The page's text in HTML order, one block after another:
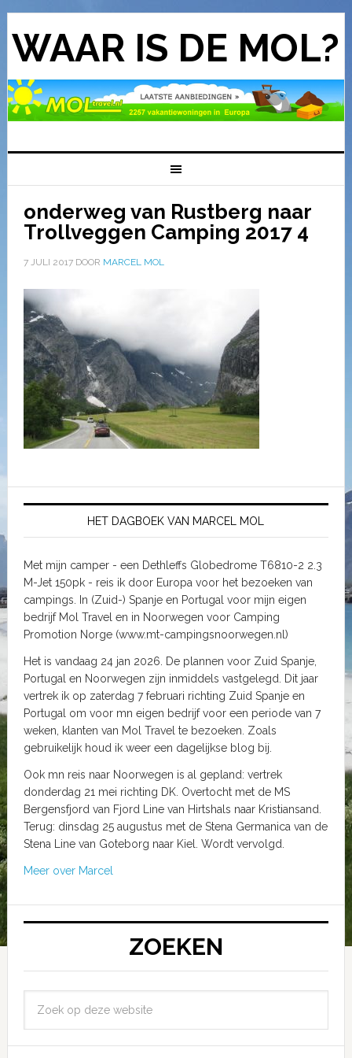
WAAR IS DE MOL?
onderweg van Rustberg naar
Trollveggen Camping 2017 4
7 JULI 2017DOOR MARCEL MOL
HET DAGBOEK VAN MARCEL MOL
Met mijn camper - een Dethleffs Globedrome T6810-2 2.3
M-Jet 150pk - reis ik door Europa voor het bezoeken van
campings. In (Zuid-) Spanje en Portugal voor mijn eigen
bedrijf Mol Travel en in Noorwegen voor Camping
Promotion Norge (www.mt-campingsnoorwegen.nl)
Het is vandaag 24 jan 2026. De plannen voor Zuid Spanje,
Portugal en Noorwegen zijn inmiddels vastgelegd. Dit jaar
vertrek ik op zaterdag 7 februari richting Zuid Spanje en
Portugal om voor mn eigen bedrijf voor een periode van 7
weken, klanten van Mol Travel te bezoeken. Zoals
gebruikelijk houd ik weer een dagelijkse blog bij.
Ook mn reis naar Noorwegen is al gepland: vertrek
donderdag 21 mei richting DK. Overtocht met de MS
Bergensfjord van Fjord Line van Hirtshals naar Kristiansand.
Terug: dinsdag 25 augustus met de Stena Germanica van de
Stena Line van Goteborg naar Kiel. Wordt vervolgd.
Meer over Marcel
ZOEKEN